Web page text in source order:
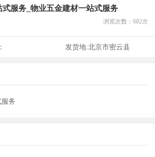
服务_物业五金建材一站式服务
浏览次数： 682次
发货地:北京市密云县
务